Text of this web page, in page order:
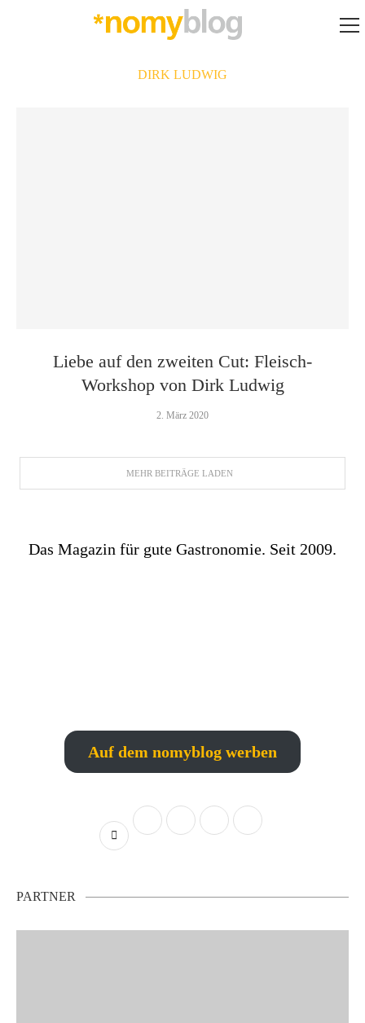
DIRK LUDWIG
Liebe auf den zweiten Cut: Fleisch-
Workshop von Dirk Ludwig
2. März 2020
MEHR BEITRÄGE LADEN
Das Magazin für gute Gastronomie. Seit 2009.
Auf dem nomyblog werben
PARTNER